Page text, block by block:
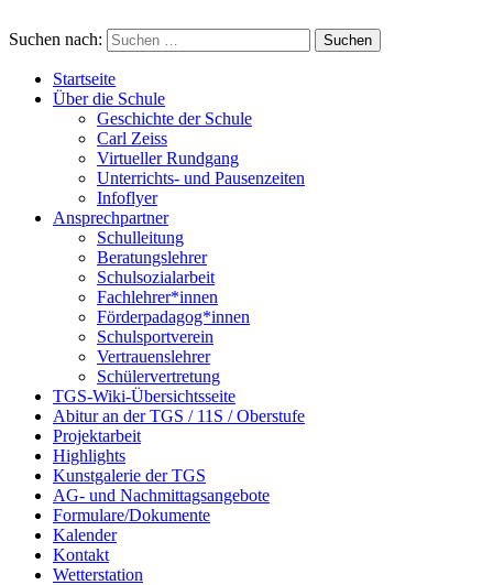
Suchen nach:
Startseite
Über die Schule
Geschichte der Schule
Carl Zeiss
Virtueller Rundgang
Unterrichts- und Pausenzeiten
Infoflyer
Ansprechpartner
Schulleitung
Beratungslehrer
Schulsozialarbeit
Fachlehrer*innen
Förderpadagog*innen
Schulsportverein
Vertrauenslehrer
Schülervertretung
TGS-Wiki-Übersichtsseite
Abitur an der TGS / 11S / Oberstufe
Projektarbeit
Highlights
Kunstgalerie der TGS
AG- und Nachmittagsangebote
Formulare/Dokumente
Kalender
Kontakt
Wetterstation